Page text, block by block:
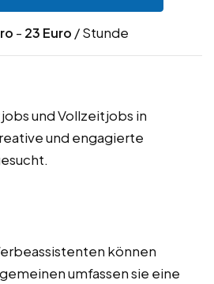
- 23 Euro / Stunde
und Vollzeitjobs in
und engagierte
können
umfassen sie eine